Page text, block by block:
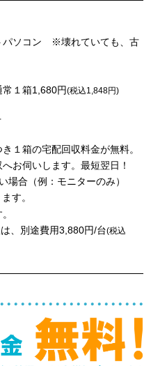
パソコン ※壊れていても、古
１箱1,680円(税込1,848円)
１箱の宅配回収料金が無料。
お伺いします。最短翌日！
合（例：モニターのみ）
す。
、別途費用3,880円/台(税込